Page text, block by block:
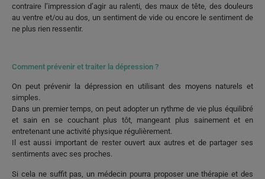
contraire l’impression d’agir au ralenti, des maux de tête, des douleurs
au ventre et/ou au dos, un sentiment de vide ou encore le sentiment de
ne plus rien ressentir.
Comment prévenir et traiter la dépression ?
On peut prévenir la dépression en utilisant des moyens naturels et
simples.
Dans un premier temps, on peut adopter un rythme de vie plus équilibré
et sain en se couchant plus tôt, mangeant plus sainement et en
entretenant une activité physique régulièrement.
Il est aussi important de rester ouvert aux autres et de partager ses
sentiments avec ses proches.
Si cela ne suffit pas, un médecin pourra proposer une thérapie et des